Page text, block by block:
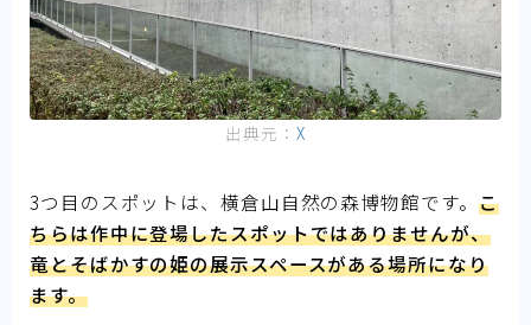
出典元： X
3つ目のスポットは、横倉山自然の森博物館です。 こ
ちらは作中に登場したスポットではありませんが、
竜とそばかすの姫の展示スペースがある場所になり
ます。